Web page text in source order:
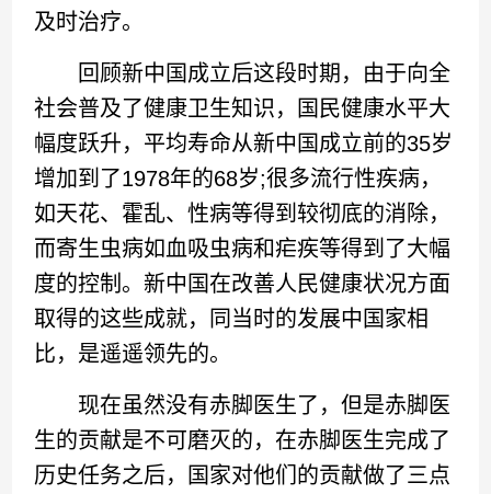
及时治疗。
回顾新中国成立后这段时期，由于向全
社会普及了健康卫生知识，国民健康水平大
幅度跃升，平均寿命从新中国成立前的35岁
增加到了1978年的68岁;很多流行性疾病，
如天花、霍乱、性病等得到较彻底的消除，
而寄生虫病如血吸虫病和疟疾等得到了大幅
度的控制。新中国在改善人民健康状况方面
取得的这些成就，同当时的发展中国家相
比，是遥遥领先的。
现在虽然没有赤脚医生了，但是赤脚医
生的贡献是不可磨灭的，在赤脚医生完成了
历史任务之后，国家对他们的贡献做了三点